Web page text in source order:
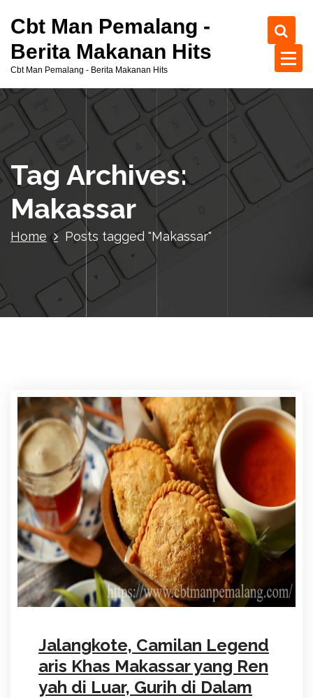
o
e
Cbt Man Pemalang -
Berita Makanan Hits
Cbt Man Pemalang - Berita Makanan Hits
Tag Archives:
Makassar
Home Posts tagged "Makassar"
Jalangkote, Camilan Legend
aris Khas Makassar yang Ren
yah di Luar, Gurih di Dalam